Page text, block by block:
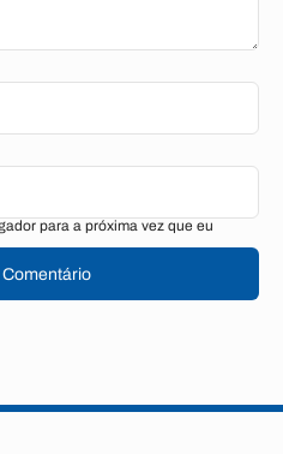
para a próxima vez que eu
Comentário